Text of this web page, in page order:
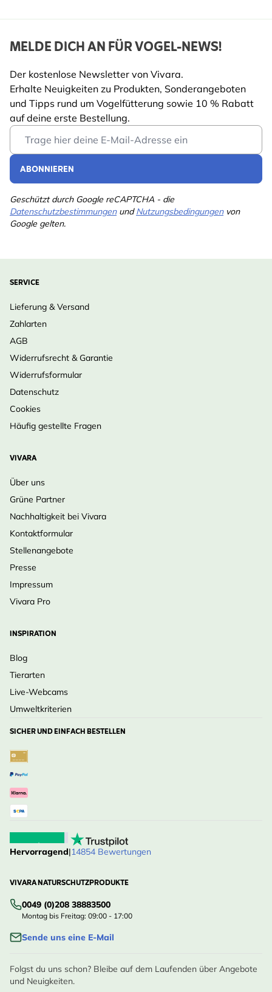
Länge 281 mm
Gewicht 0.779 kg
Profitierende
Gartentiere
Vogel
Vogelart
Blaumeise, Kohlmeise,
Tannenmeise,
Haussperling,
Feldsperling,
Farbe
Material
Mehr lesen
MELDE DICH AN FÜR VOGEL-NEWS!
Der kostenlose Newsletter von Vivara.
Erhalte Neuigkeiten zu Produkten, Sonderangeboten
und Tipps rund um Vogelfütterung sowie 10 % Rabatt
auf deine erste Bestellung.
Email Address
ABONNIEREN
Geschützt durch Google reCAPTCHA - die
DatenschutzbestimmungenundNutzungsbedingungenvon
Google gelten.
SERVICE
Lieferung & Versand
Zahlarten
AGB
Widerrufsrecht & Garantie
Widerrufsformular
Datenschutz
Cookies
Häufig gestellte Fragen
VIVARA
Über uns
Grüne Partner
Nachhaltigkeit bei Vivara
Kontaktformular
Stellenangebote
Presse
Impressum
Vivara Pro
INSPIRATION
Blog
Tierarten
Live-Webcams
Umweltkriterien
SICHER UND EINFACH BESTELLEN
Hervorragend|14854 Bewertungen
VIVARA NATURSCHUTZPRODUKTE
0049 (0)208 38883500
Montag bis Freitag: 09:00 - 17:00
Sende uns eine E-Mail
Folgst du uns schon? Bleibe auf dem Laufenden über Angebote
und Neuigkeiten.